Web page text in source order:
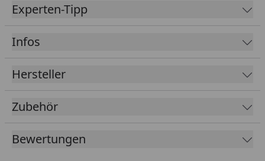
Experten-Tipp
Infos
Hersteller
Zubehör
Bewertungen